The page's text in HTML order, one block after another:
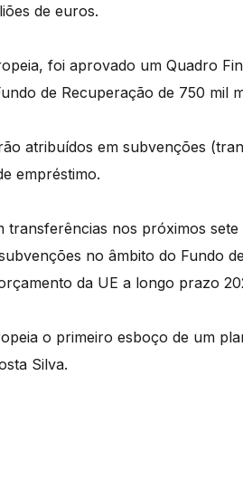
de euros.
foi aprovado um Quadro
de Recuperação de 750 mil
atribuídos em subvenções
empréstimo.
nos próximos sete
no âmbito do Fundo de
da UE a longo prazo
o primeiro esboço de um
Silva.